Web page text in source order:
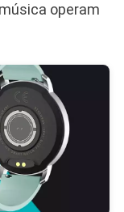
operam